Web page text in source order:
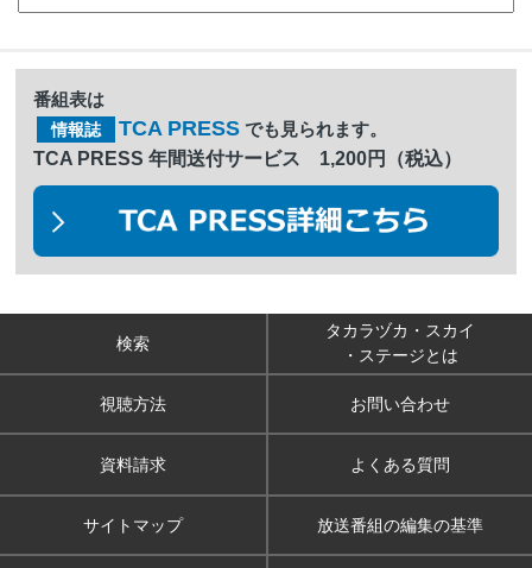
番組表は
情報誌 TCA PRESS でも見られます。
TCA PRESS 年間送付サービス 1,200円（税込）
検索
タカラヅカ・スカイ
・ステージとは
視聴方法 お問い合わせ
資料請求 よくある質問
サイトマップ 放送番組の編集の基準